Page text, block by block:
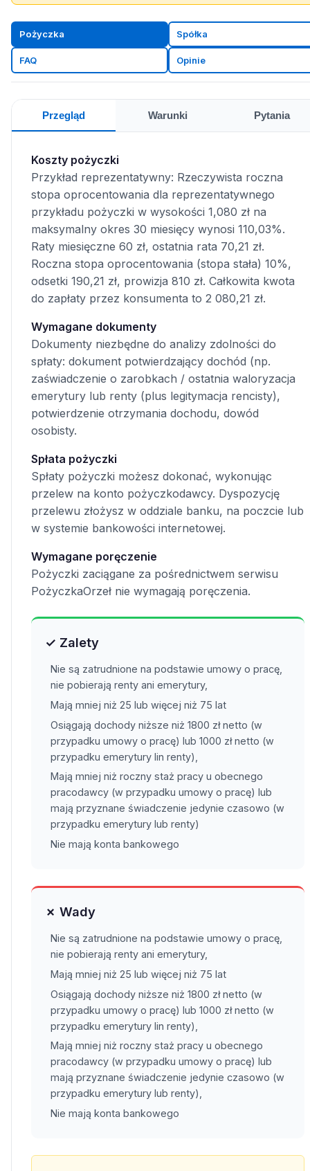
Pożyczka Spółka
FAQ Opinie
Przegląd Warunki Pytania
Koszty pożyczki
Przykład reprezentatywny: Rzeczywista roczna
stopa oprocentowania dla reprezentatywnego
przykładu pożyczki w wysokości 1,080 zł na
maksymalny okres 30 miesięcy wynosi 110,03%.
Raty miesięczne 60 zł, ostatnia rata 70,21 zł.
Roczna stopa oprocentowania (stopa stała) 10%,
odsetki 190,21 zł, prowizja 810 zł. Całkowita kwota
do zapłaty przez konsumenta to 2 080,21 zł.
Wymagane dokumenty
Dokumenty niezbędne do analizy zdolności do
spłaty: dokument potwierdzający dochód (np.
zaświadczenie o zarobkach / ostatnia waloryzacja
emerytury lub renty (plus legitymacja rencisty),
potwierdzenie otrzymania dochodu, dowód
osobisty.
Spłata pożyczki
Spłaty pożyczki możesz dokonać, wykonując
przelew na konto pożyczkodawcy. Dyspozycję
przelewu złożysz w oddziale banku, na poczcie lub
w systemie bankowości internetowej.
Wymagane poręczenie
Pożyczki zaciągane za pośrednictwem serwisu
PożyczkaOrzeł nie wymagają poręczenia.
✓ Zalety
Nie są zatrudnione na podstawie umowy o pracę,
nie pobierają renty ani emerytury,
Mają mniej niż 25 lub więcej niż 75 lat
Osiągają dochody niższe niż 1800 zł netto (w
przypadku umowy o pracę) lub 1000 zł netto (w
przypadku emerytury lin renty),
Mają mniej niż roczny staż pracy u obecnego
pracodawcy (w przypadku umowy o pracę) lub
mają przyznane świadczenie jedynie czasowo (w
przypadku emerytury lub renty)
Nie mają konta bankowego
✗ Wady
Nie są zatrudnione na podstawie umowy o pracę,
nie pobierają renty ani emerytury,
Mają mniej niż 25 lub więcej niż 75 lat
Osiągają dochody niższe niż 1800 zł netto (w
przypadku umowy o pracę) lub 1000 zł netto (w
przypadku emerytury lin renty),
Mają mniej niż roczny staż pracy u obecnego
pracodawcy (w przypadku umowy o pracę) lub
mają przyznane świadczenie jedynie czasowo (w
przypadku emerytury lub renty),
Nie mają konta bankowego